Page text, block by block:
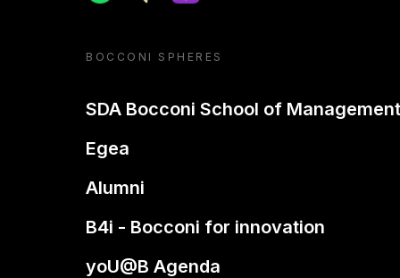
BOCCONI SPHERES
SDA Bocconi School of Management
Egea
Alumni
B4i - Bocconi for innovation
yoU@B Agenda